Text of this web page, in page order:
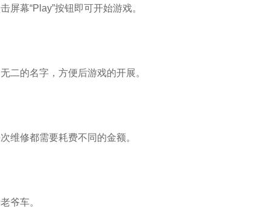
幕“Play”按钮即可开始游戏。
二的名字，方便后游戏的开展。
维修都需要耗费不同的金额。
爷车。